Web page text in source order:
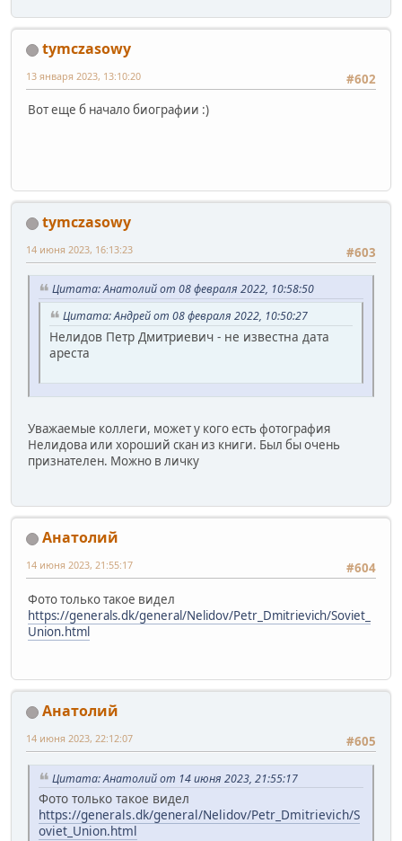
tymczasowy
#602
13 января 2023, 13:10:20
Вот еще б начало биографии :)
tymczasowy
#603
14 июня 2023, 16:13:23
Цитата: Анатолий от 08 февраля 2022, 10:58:50
Цитата: Андрей от 08 февраля 2022, 10:50:27
Нелидов Петр Дмитриевич - не известна дата
ареста
Уважаемые коллеги, может у кого есть фотография
Нелидова или хороший скан из книги. Был бы очень
признателен. Можно в личку
Анатолий
#604
14 июня 2023, 21:55:17
Фото только такое видел
https://generals.dk/general/Nelidov/Petr_Dmitrievich/Soviet_
Union.html
Анатолий
#605
14 июня 2023, 22:12:07
Цитата: Анатолий от 14 июня 2023, 21:55:17
Фото только такое видел
https://generals.dk/general/Nelidov/Petr_Dmitrievich/S
oviet_Union.html